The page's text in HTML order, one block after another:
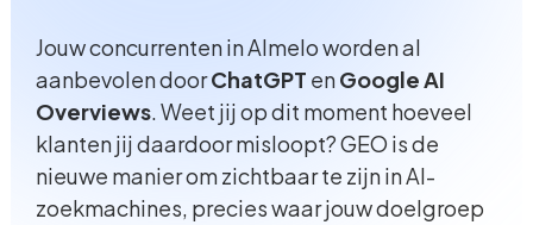
Jouw concurrenten in Almelo worden al
aanbevolen doorChatGPT enGoogle AI
Overviews. Weet jij op dit moment hoeveel
klanten jij daardoor misloopt? GEO is de
nieuwe manier om zichtbaar te zijn in AI-
zoekmachines, precies waar jouw doelgroep